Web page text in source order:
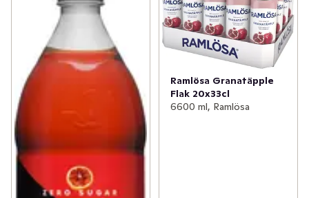
Ramlösa Granatäpple
Flak 20x33cl
6600 ml, Ramlösa